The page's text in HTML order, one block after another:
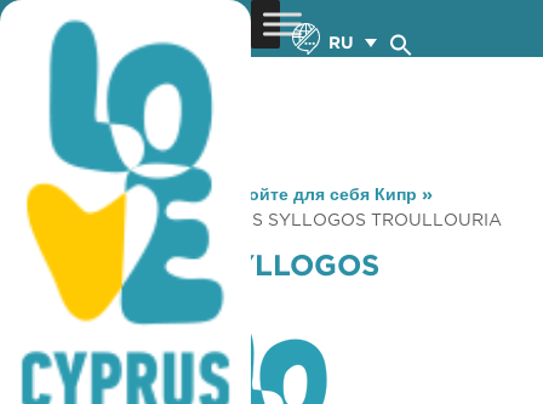
RU
You are here: Home »Откройте для себя Кипр »
Gastronomy
» KYNIGETIKOS SYLLOGOS TROULLOURIA
KYNIGETIKOS SYLLOGOS
TROULLOURIA